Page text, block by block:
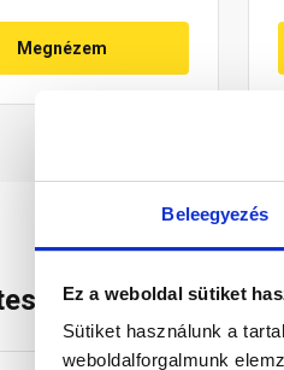
Beleegyezés
Ez a weboldal sütiket
Sütiket használunk a
weboldalforgalmunk
Megnézem
leírás